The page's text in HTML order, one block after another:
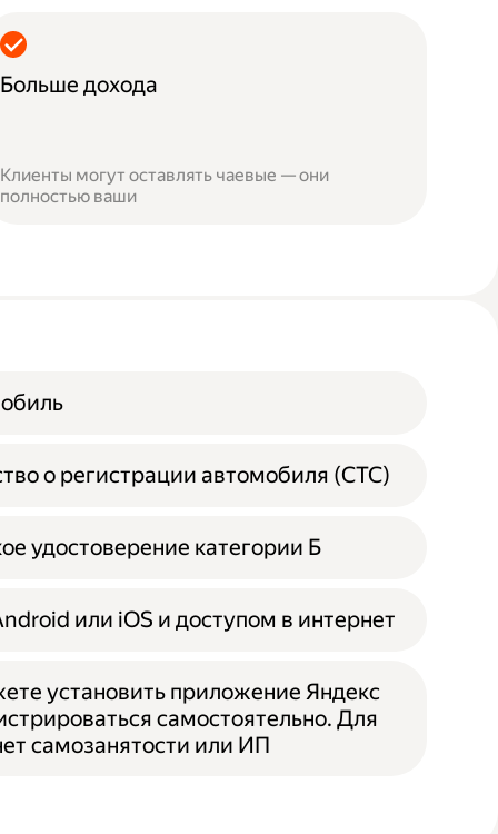
Больше дохода
Клиенты могут оставлять чаевые — они
полностью ваши
о регистрации автомобиля (СТС)
удостоверение категории Б
или iOS и доступом в интернет
установить приложение Яндекс
самостоятельно. Для
самозанятости или ИП